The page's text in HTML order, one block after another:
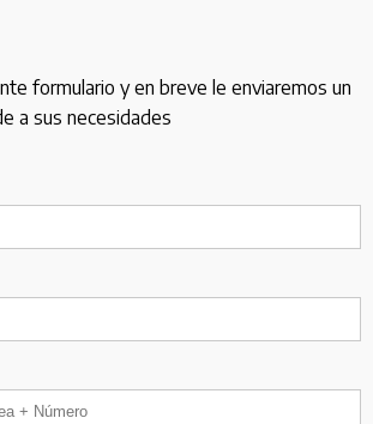
formulario y en breve le enviaremos un
a sus necesidades